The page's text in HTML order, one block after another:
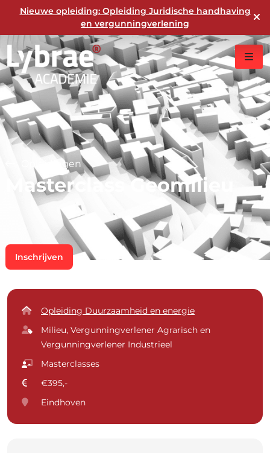
Nieuwe opleiding: Opleiding Juridische handhaving
en vergunningverlening
Opleidingen
Masterclass Geomilieu
Inschrijven
Opleiding Duurzaamheid en energie
Milieu, Vergunningverlener Agrarisch en
Vergunningverlener Industrieel
Masterclasses
€395,-
Eindhoven